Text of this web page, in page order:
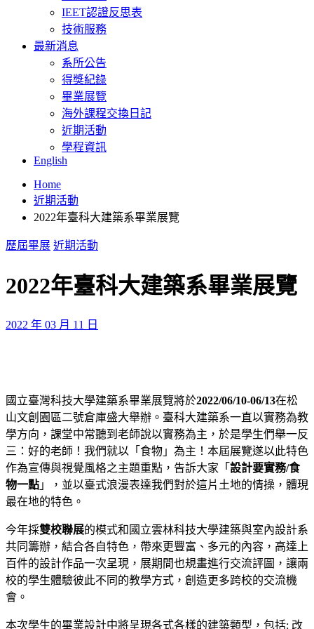
IEET認證反思表
技術服務
最新消息
系所公告
得獎紀錄
畢業展覽
海外課程交換日記
近期活動
學程資訊
English
Home
近期活動
2022年臺科大建築系畢業展覽
歷屆畢展 近期活動
2022年臺科大建築系畢業展覽
2022 年 03 月 11 日
國立臺灣科技大學建築系畢業展覽將於2022/06/10-06/13在松
山文創園區二號倉庫盛大舉辦。臺科大建築系一直以實務為教
學方向，課堂中常聽到老師說以實務為主，於是學生們舉一反
三：好的老師！我們就以「食物」為主！本屆展覽遂以此特色
作為宣傳與視覺風格之主題重點，告訴大家「 設計要實務/食
物一點 」，並以臺式浪漫表達我們對於這片土地的情操，體現
最在地的特色。
今年採雙校聯展的模式和國立雲林科技大學建築與室內設計系
共同籌辦，結合各自特色，帶來更豐富、多元的內容，高達上
百件的設計作品一次呈現，展期間也規畫進行交流評圖，讓兩
校的學生體驗彼此不同的教學方式，創造更多跨校的交流機
會。
本次學生的畢業設計中將呈現各式各樣的建築類型，包括: 改